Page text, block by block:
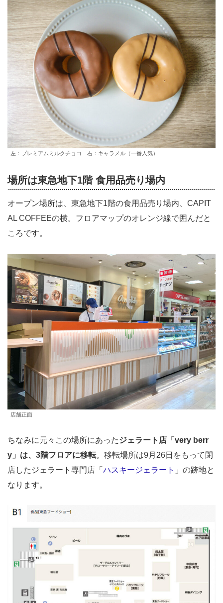
左：プレミアムミルクチョコ 右：キャラメル（一番人気）
場所は東急地下1階 食用品売り場内
オープン場所は、東急地下1階の食用品売り場内、CAPIT
AL COFFEEの横。フロアマップのオレンジ線で囲んだと
ころです。
店舗正面
ちなみに元々この場所にあったジェラート店「very berr
y」は、3階フロアに移転。移転場所は9月26日をもって閉
店したジェラート専門店「 ハスキージェラート 」の跡地と
なります。